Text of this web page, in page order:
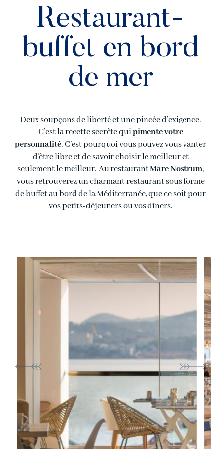
Restaurant-
buffet en bord
de mer
Deux soupçons de liberté et une pincée d’exigence.
C’est la recette secrète quipimente votre
personnalité. C’est pourquoi vous pouvez vous vanter
d’être libre et de savoir choisir le meilleur et
seulement le meilleur. Au restaurantMare Nostrum,
vous retrouverez un charmant restaurant sous forme
de buffet au bord de la Méditerranée, que ce soit pour
vos petits-déjeuners ou vos dîners.